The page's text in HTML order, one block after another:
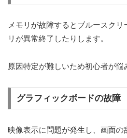
メモリが故障するとブルースク
リが異常終了したりします。
原因特定が難しいため初心者が悩
グラフィックボードの故障
映像表示に問題が発生し、画面